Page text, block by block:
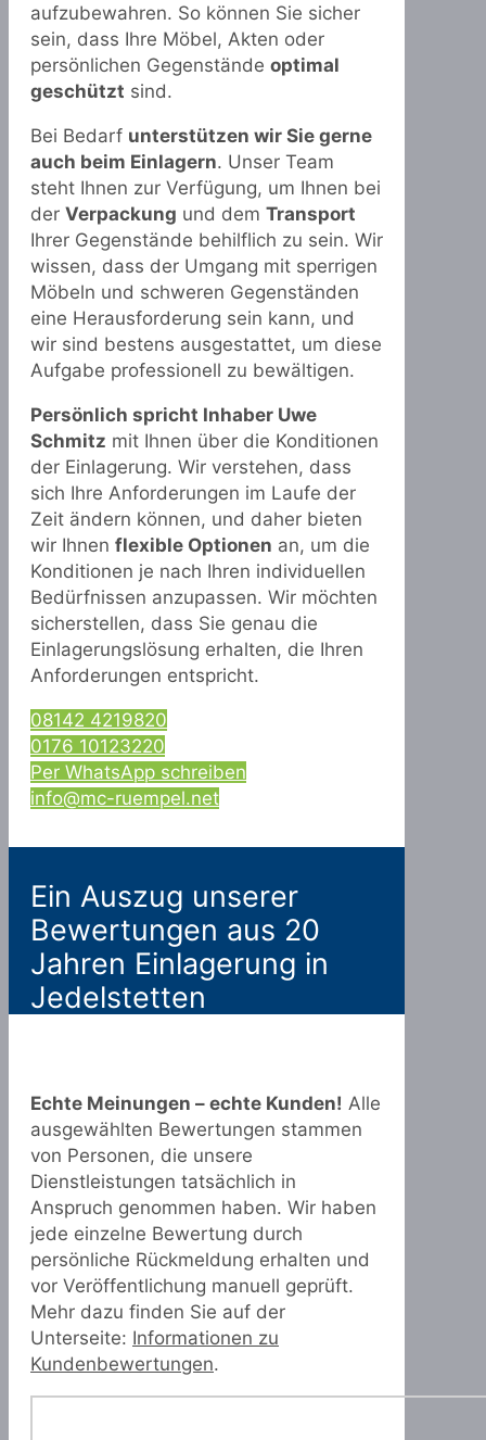
aufzubewahren. So können Sie sicher
sein, dass Ihre Möbel, Akten oder
persönlichen Gegenstände optimal
geschützt sind.
Bei Bedarf unterstützen wir Sie gerne
auch beim Einlagern. Unser Team
steht Ihnen zur Verfügung, um Ihnen bei
der Verpackung und dem Transport
Ihrer Gegenstände behilflich zu sein. Wir
wissen, dass der Umgang mit sperrigen
Möbeln und schweren Gegenständen
eine Herausforderung sein kann, und
wir sind bestens ausgestattet, um diese
Aufgabe professionell zu bewältigen.
Persönlich spricht Inhaber Uwe
Schmitz mit Ihnen über die Konditionen
der Einlagerung. Wir verstehen, dass
sich Ihre Anforderungen im Laufe der
Zeit ändern können, und daher bieten
wir Ihnen flexible Optionen an, um die
Konditionen je nach Ihren individuellen
Bedürfnissen anzupassen. Wir möchten
sicherstellen, dass Sie genau die
Einlagerungslösung erhalten, die Ihren
Anforderungen entspricht.
08142 4219820
0176 10123220
Per WhatsApp schreiben
info@mc-ruempel.net
Ein Auszug unserer
Bewertungen aus 20
Jahren Einlagerung in
Jedelstetten
Echte Meinungen – echte Kunden! Alle
ausgewählten Bewertungen stammen
von Personen, die unsere
Dienstleistungen tatsächlich in
Anspruch genommen haben. Wir haben
jede einzelne Bewertung durch
persönliche Rückmeldung erhalten und
vor Veröffentlichung manuell geprüft.
Mehr dazu finden Sie auf der
Unterseite: Informationen zu
Kundenbewertungen.